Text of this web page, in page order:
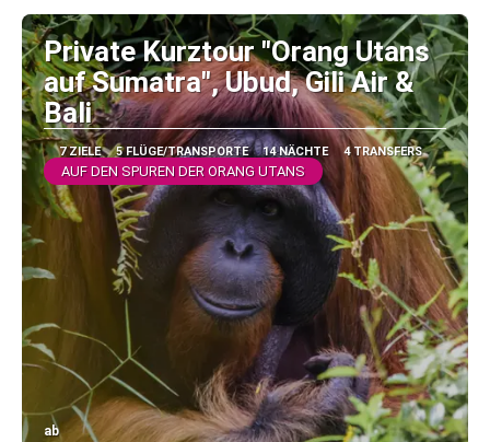
Sehen
Private Kurztour "Orang Utans
auf Sumatra", Ubud, Gili Air &
Bali
7 ZIELE 5 FLÜGE/TRANSPORTE 14 NÄCHTE 4 TRANSFERS
AUF DEN SPUREN DER ORANG UTANS
ab